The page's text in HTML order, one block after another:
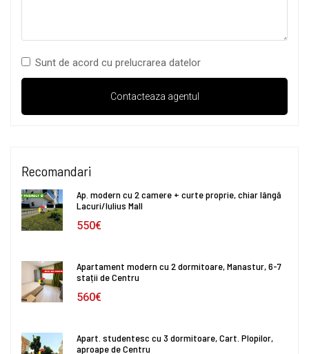
Sunt de acord cu prelucrarea datelor
Recomandari
Ap. modern cu 2 camere + curte proprie, chiar lângă
Lacuri/Iulius Mall
550€
Apartament modern cu 2 dormitoare, Manastur, 6-7
stații de Centru
560€
Apart. studentesc cu 3 dormitoare, Cart. Plopilor,
aproape de Centru